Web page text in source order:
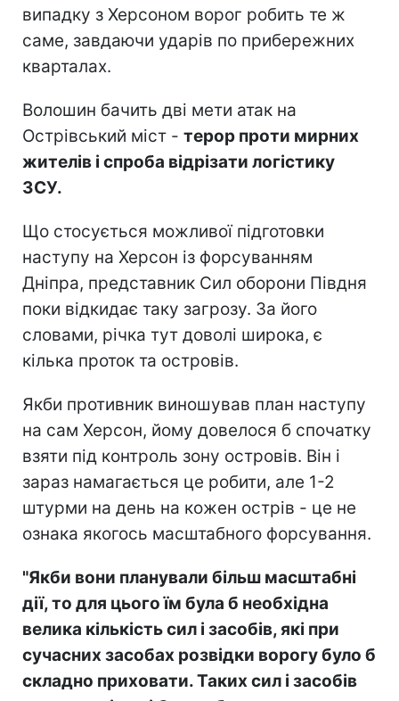
випадку з Херсоном ворог робить те ж
саме, завдаючи ударів по прибережних
кварталах.
Волошин бачить дві мети атак на
Острівський міст - терор проти мирних
жителів і спроба відрізати логістику
ЗСУ.
Що стосується можливої підготовки
наступу на Херсон із форсуванням
Дніпра, представник Сил оборони Півдня
поки відкидає таку загрозу. За його
словами, річка тут доволі широка, є
кілька проток та островів.
Якби противник виношував план наступу
на сам Херсон, йому довелося б спочатку
взяти під контроль зону островів. Він і
зараз намагається це робити, але 1-2
штурми на день на кожен острів - це не
ознака якогось масштабного форсування.
"Якби вони планували більш масштабні
дії, то для цього їм була б необхідна
велика кількість сил і засобів, які при
сучасних засобах розвідки ворогу було б
складно приховати. Таких сил і засобів